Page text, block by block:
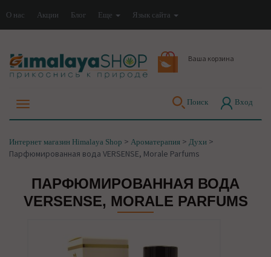
О нас Акции Блог Еще Язык сайта
Ваша корзина
Поиск Вход
Интернет магазин Himalaya Shop > Ароматерапия > Духи >
Парфюмированная вода VERSENSE, Morale Parfums
ПАРФЮМИРОВАННАЯ ВОДА
VERSENSE, MORALE PARFUMS